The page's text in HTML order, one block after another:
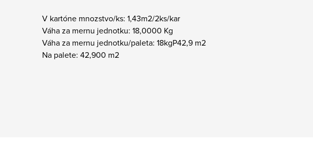
V kartóne mnozstvo/ks: 1,43m2/2ks/kar
Váha za mernu jednotku: 18,0000 Kg
Váha za mernu jednotku/paleta: 18kgP42,9 m2
Na palete: 42,900 m2